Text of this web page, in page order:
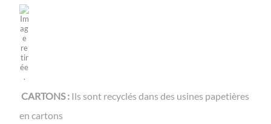
CARTONS : Ils sont recyclés dans des usines papetières
en cartons